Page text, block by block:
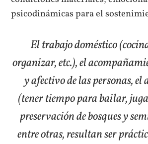
psicodinámicas para el
El trabajo doméstico
organizar, etc.), el
y afectivo de las personas,
(tener tiempo para bailar,
preservación de bosques y
entre otras, resultan ser